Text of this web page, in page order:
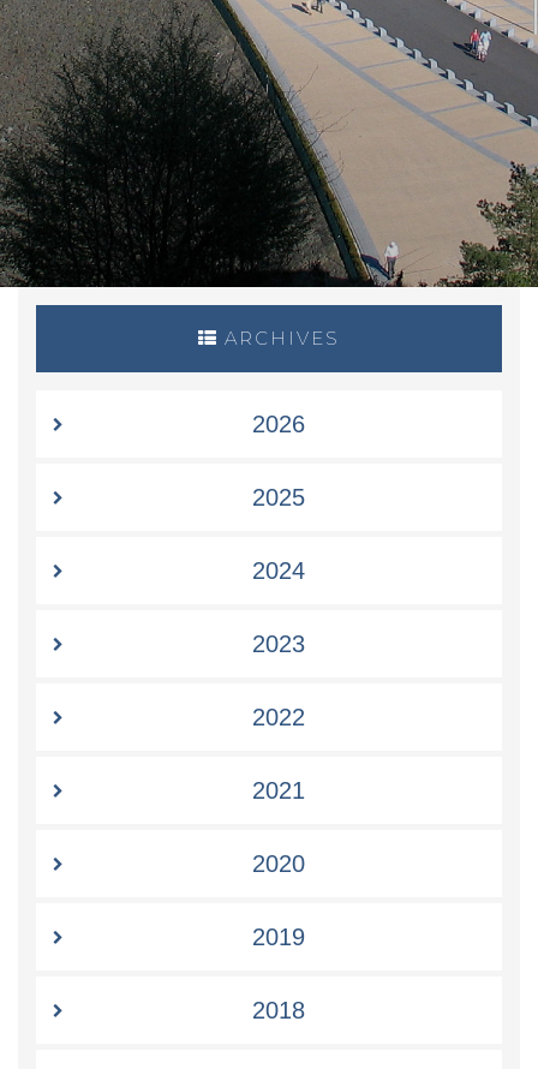
ARCHIVES
2026
2025
2024
2023
2022
2021
2020
2019
2018